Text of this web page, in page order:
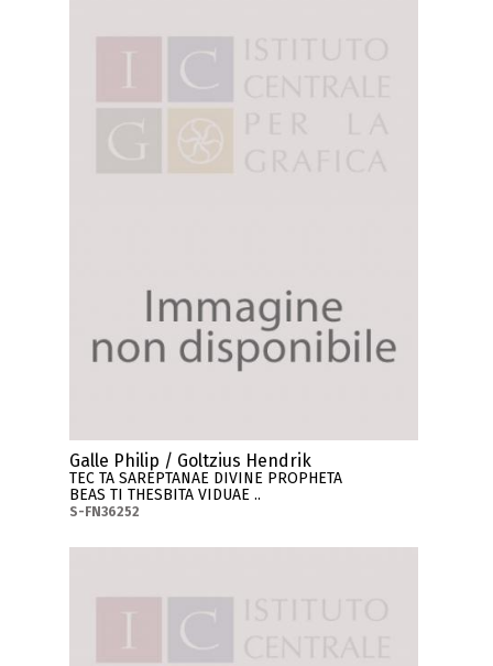
Galle Philip / Goltzius Hendrik
TEC TA SAREPTANAE DIVINE PROPHETA
BEAS TI THESBITA VIDUAE ..
S-FN36252